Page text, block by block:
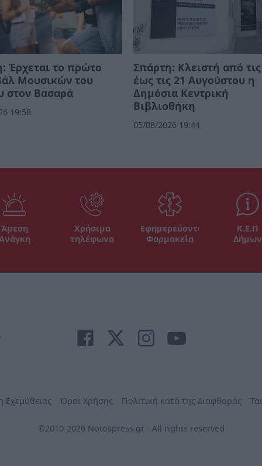
Έρχεται το πρώτο
Μουσικών του
στον Βασαρά
19:58
Σπάρτη: Κλειστή από
έως τις 21 Αυγούστου η
Δημόσια Κεντρική
Βιβλιοθήκη
05/08/2026 19:44
Άμεση
Χρήσιμα
τηλέφωνα
Εφημερεύοντα
Φαρμακεία
Κ.Ε.Π
Δήμων
Εχεμύθειας Όροι Χρήσης Πολιτική κατά της Διαφθοράς
©2010-2026 Notospress.gr - All rights reserved